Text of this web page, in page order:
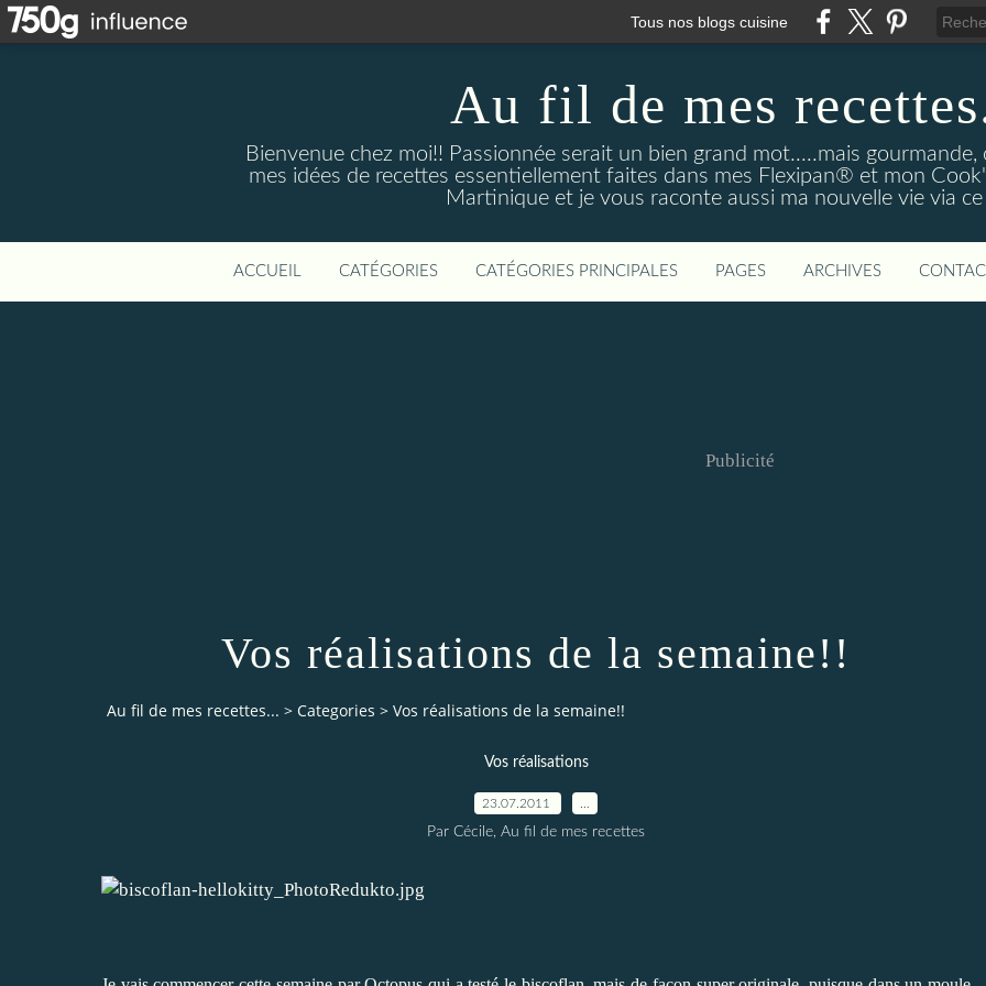
Tous nos blogs cuisine
Au fil de mes
Bienvenue chez moi!! Passionnée serait un bien grand mot.....mais gourmande,
mes idées de recettes essentiellement faites dans mes Flexipan® et mon
Martinique et je vous raconte aussi ma nouvelle vie via ce
ACCUEIL CATÉGORIES CATÉGORIES PRINCIPALES PAGES ARCHIVES
Publicité
Vos réalisations de la semaine!!
Au fil de mes recettes... > Categories > Vos réalisations de la semaine!!
Vos réalisations
23.07.2011
Par Cécile, Au fil de mes recettes